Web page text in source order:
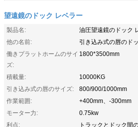
望遠鏡のドック レベラー
製品名:
油圧望遠鏡のドック
他の名前:
引き込み式の唇のド
働きプラットホームのサイ
ズ:
1800*3500mm
積載量:
10000KG
引き込み式の唇のサイズ:
800/900/1000mm
作業範囲:
+400mm、-300mm
モーター力:
0.75kw
利点:
トラックとドック間